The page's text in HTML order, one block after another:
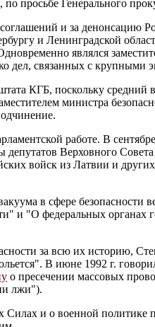
просьбе Генерального
и за денонсацию
и Ленинградской
являлся
дел, связанных с крупными
КГБ, поскольку средний
министра
работе. В
Верховного
войск из Латвии и
в сфере
и "О федеральных органах
за всю их историю,
В июне 1992 г.
о пресечении массовых
лжи").
и о военной политике